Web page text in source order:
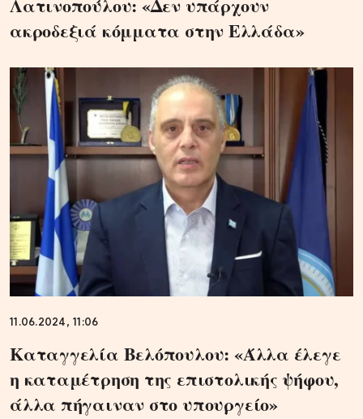
Λατινοπούλου: «Δεν υπάρχουν
ακροδεξιά κόμματα στην Ελλάδα»
11.06.2024, 11:06
Καταγγελία Βελόπουλου: «Άλλα έλεγε
η καταμέτρηση της επιστολικής ψήφου,
άλλα πήγαιναν στο υπουργείο»